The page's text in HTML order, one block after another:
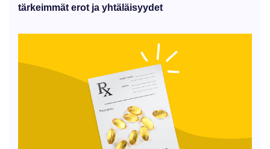
tärkeimmät erot ja yhtäläisyydet